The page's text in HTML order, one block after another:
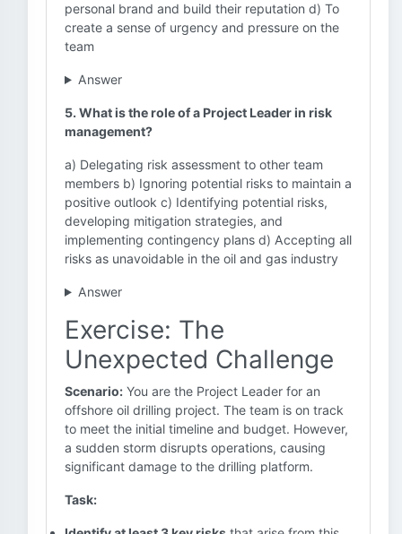
personal brand and build their reputation d) To
create a sense of urgency and pressure on the
team
Answer
5. What is the role of a Project Leader in risk
management?
a) Delegating risk assessment to other team
members b) Ignoring potential risks to maintain a
positive outlook c) Identifying potential risks,
developing mitigation strategies, and
implementing contingency plans d) Accepting all
risks as unavoidable in the oil and gas industry
Answer
Exercise: The
Unexpected Challenge
Scenario: You are the Project Leader for an
offshore oil drilling project. The team is on track
to meet the initial timeline and budget. However,
a sudden storm disrupts operations, causing
significant damage to the drilling platform.
Task: